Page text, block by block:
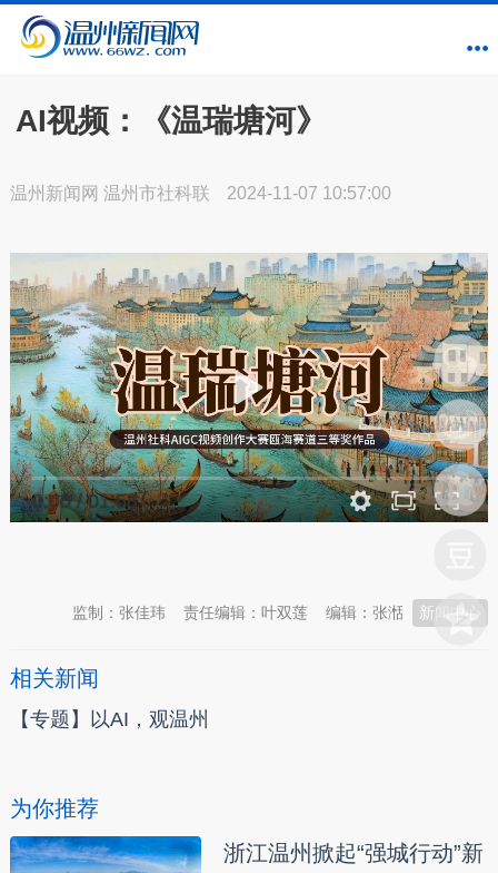
AI视频：《温瑞塘河》
温州新闻网 温州市社科联 2024-11-07 10:57:00
0:00/01:58
新闻中心
编辑：张湉
责任编辑：叶双莲
监制：张佳玮
相关新闻
【专题】以AI，观温州
为你推荐
浙江温州掀起“强城行动”新